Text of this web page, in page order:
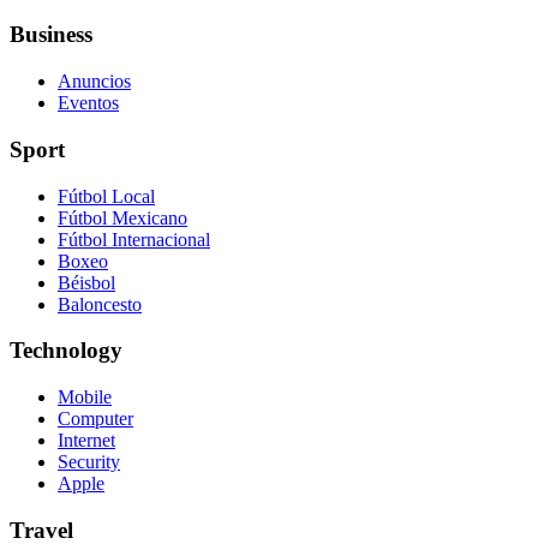
Business
Anuncios
Eventos
Sport
Fútbol Local
Fútbol Mexicano
Fútbol Internacional
Boxeo
Béisbol
Baloncesto
Technology
Mobile
Computer
Internet
Security
Apple
Travel